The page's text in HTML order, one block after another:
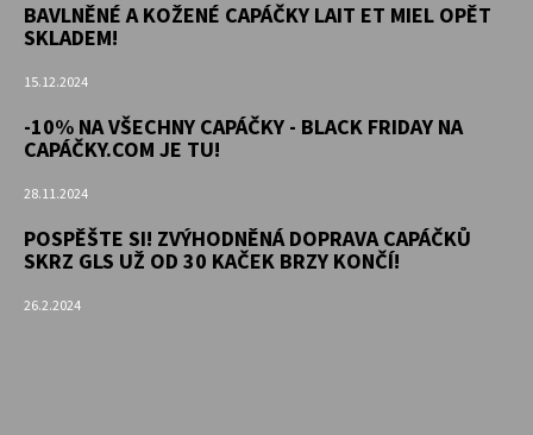
BAVLNĚNÉ A KOŽENÉ CAPÁČKY LAIT ET MIEL OPĚT
SKLADEM!
15.12.2024
-10% NA VŠECHNY CAPÁČKY - BLACK FRIDAY NA
CAPÁČKY.COM JE TU!
28.11.2024
POSPĚŠTE SI! ZVÝHODNĚNÁ DOPRAVA CAPÁČKŮ
SKRZ GLS UŽ OD 30 KAČEK BRZY KONČÍ!
26.2.2024